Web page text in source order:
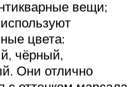
вещи;
цвета:
чёрный,
Они отлично